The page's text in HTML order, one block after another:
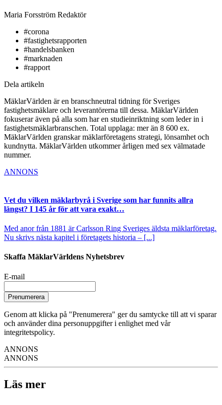
Maria Forsström Redaktör
#corona
#fastighetsrapporten
#handelsbanken
#marknaden
#rapport
Dela artikeln
MäklarVärlden är en branschneutral tidning för Sveriges
fastighetsmäklare och leverantörerna till dessa. MäklarVärlden
fokuserar även på alla som har en studieinriktning som leder in i
fastighetsmäklarbranschen. Total upplaga: mer än 8 600 ex.
MäklarVärlden granskar mäklarföretagens strategi, lönsamhet och
kundnytta. MäklarVärlden utkommer årligen med sex välmatade
nummer.
ANNONS
Vet du vilken mäklarbyrå i Sverige som har funnits allra
längst? I 145 år för att vara exakt…
Med anor från 1881 är Carlsson Ring Sveriges äldsta mäklarföretag.
Nu skrivs nästa kapitel i företagets historia – [...]
Skaffa MäklarVärldens Nyhetsbrev
E-mail
Prenumerera
Genom att klicka på "Prenumerera" ger du samtycke till att vi sparar
och använder dina personuppgifter i enlighet med vår
integritetspolicy.
ANNONS
ANNONS
Läs mer